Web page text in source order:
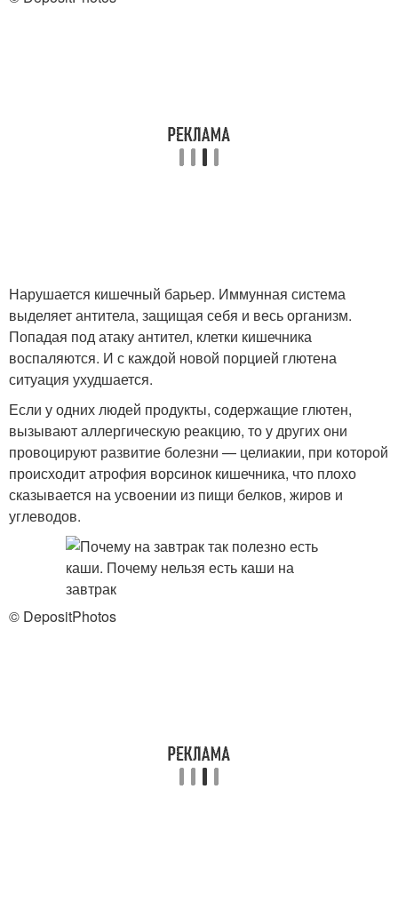
Нарушается кишечный барьер. Иммунная система
выделяет антитела, защищая себя и весь организм.
Попадая под атаку антител, клетки кишечника
воспаляются. И с каждой новой порцией глютена
ситуация ухудшается.
Если у одних людей продукты, содержащие глютен,
вызывают аллергическую реакцию, то у других они
провоцируют развитие болезни — целиакии, при которой
происходит атрофия ворсинок кишечника, что плохо
сказывается на усвоении из пищи белков, жиров и
углеводов.
© DepositPhotos